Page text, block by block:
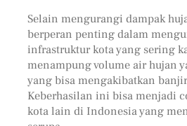
Selain mengurangi dampak
berperan penting dalam
infrastruktur kota yang sering
menampung volume air hujan
yang bisa mengakibatkan
Keberhasilan ini bisa menjadi
kota lain di Indonesia yang